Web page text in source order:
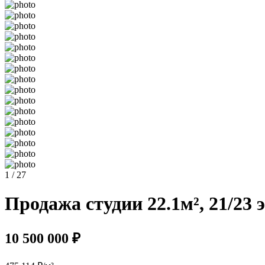
1 / 27
Продажа студии 22.1м², 21/23
10 500 000 ₽